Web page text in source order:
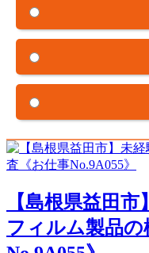
【島根県益田
フィルム製品の